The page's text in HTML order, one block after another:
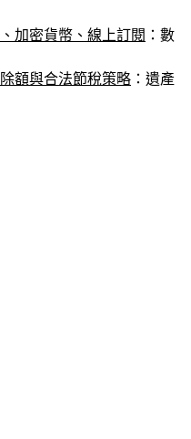
加密貨幣、線上訂閱 ：數
額與合法節稅策略 ：遺產